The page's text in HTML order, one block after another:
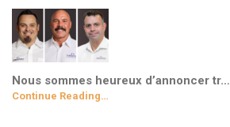
Nous sommes heureux d’annoncer tr…
Continue Reading…